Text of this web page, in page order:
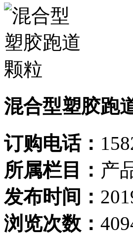
混合型塑胶跑
订购电话：
所属栏目： 产
发布时间：
浏览次数：